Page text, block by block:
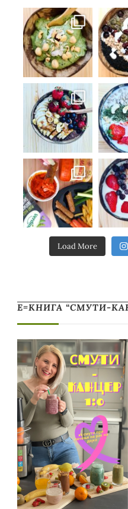
Load More
Е=КНИГА “СМУТИ-